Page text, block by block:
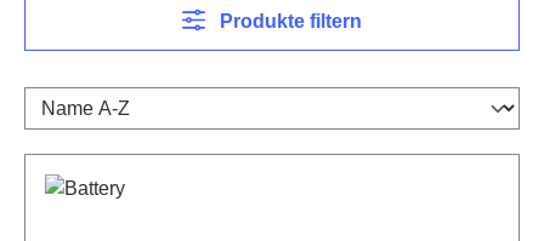
Produkte filtern